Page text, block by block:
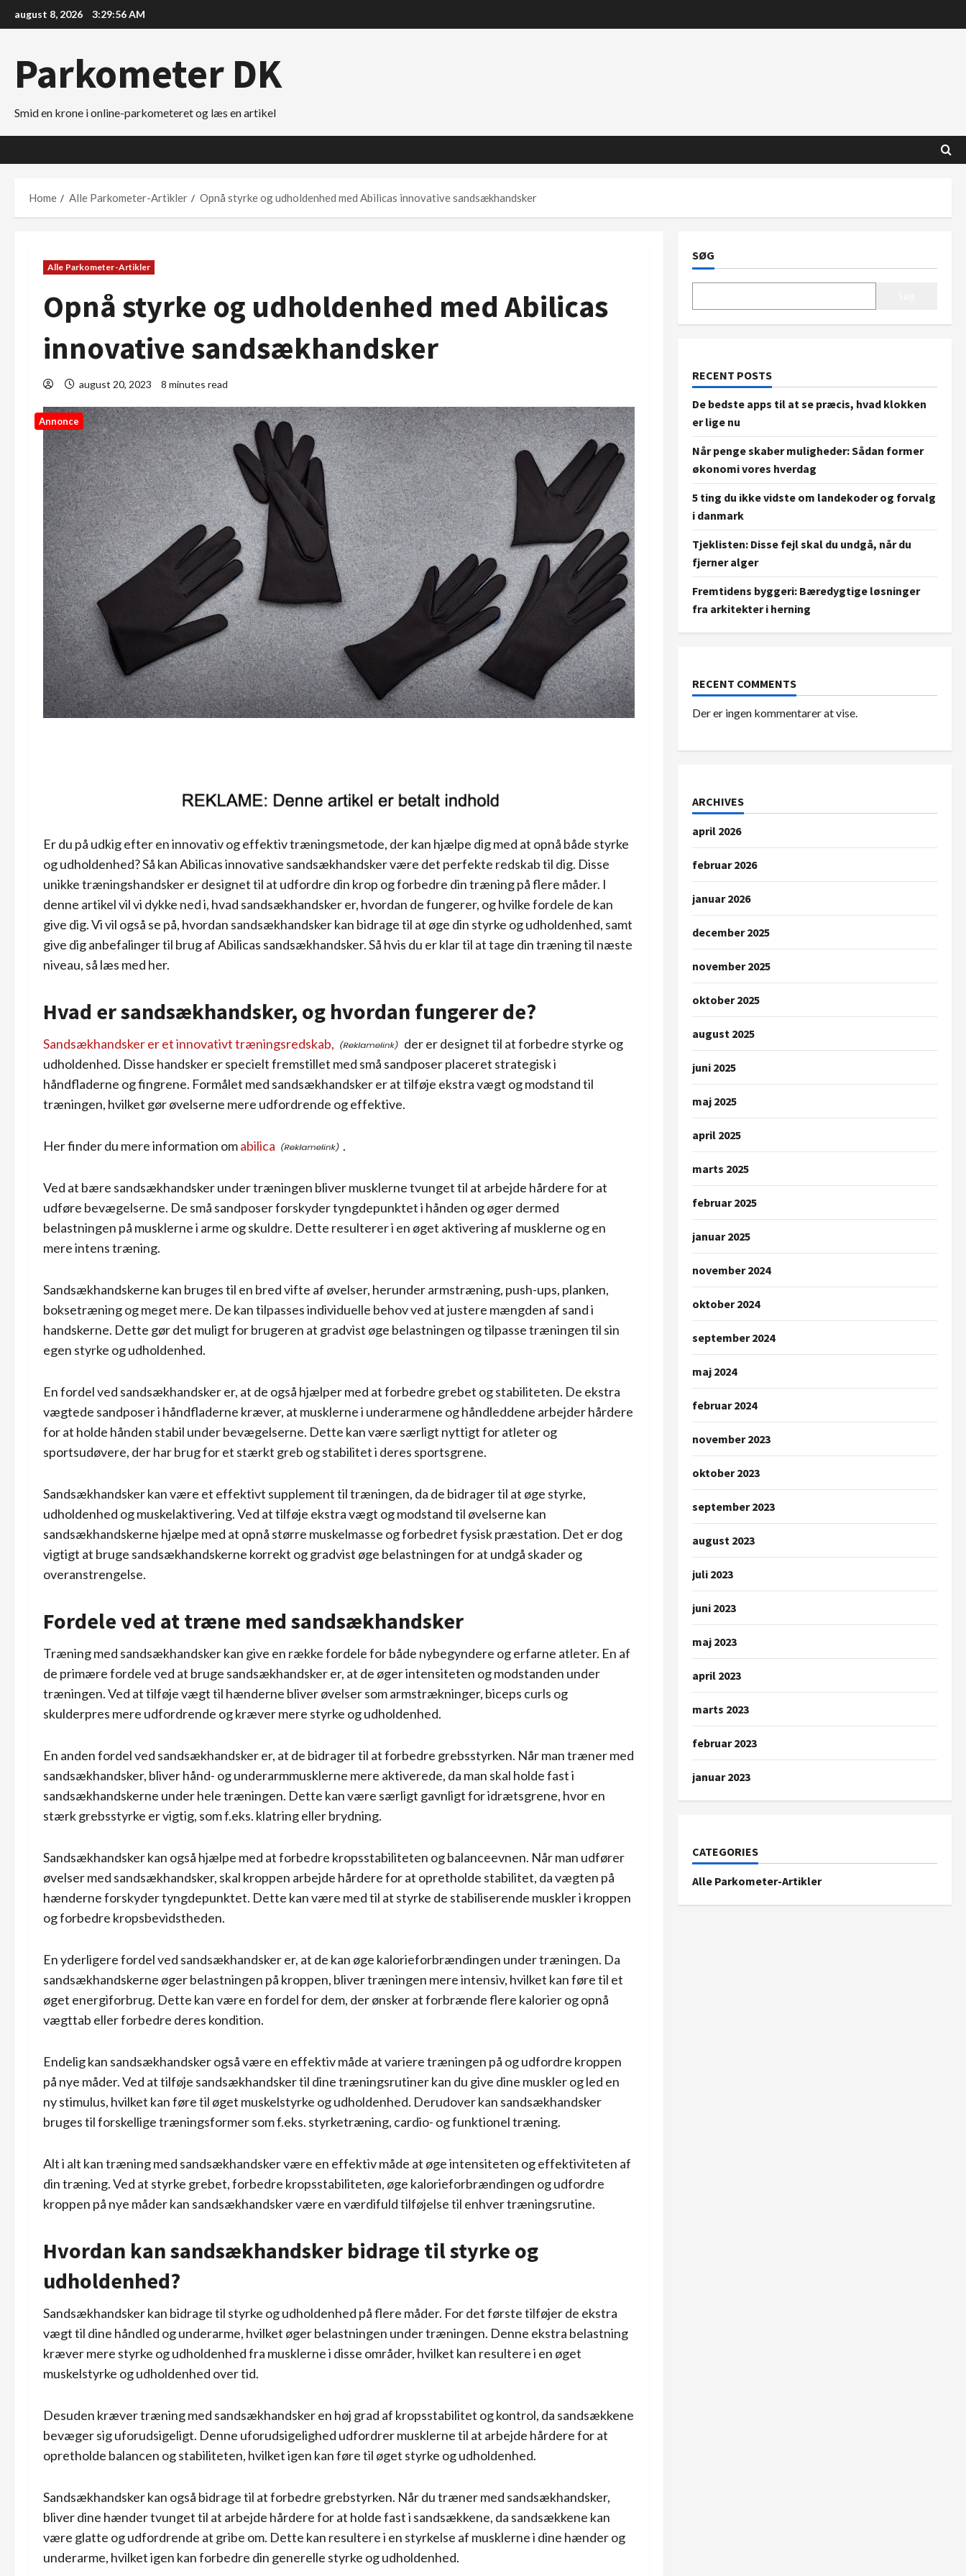
to
august 8, 2026 3:29:57 AM
Parkometer DK
Smid en krone i online-parkometeret og læs en artikel
Home Alle Parkometer-Artikler Opnå styrke og udholdenhed med Abilicas innovative sandsækhandsker
Alle Parkometer-Artikler
Opnå styrke og udholdenhed med Abilicas
innovative sandsækhandsker
august 20, 2023 8 minutes read
Annonce
Er du på udkig efter en innovativ og effektiv træningsmetode, der kan hjælpe dig med at opnå både styrke
og udholdenhed? Så kan Abilicas innovative sandsækhandsker være det perfekte redskab til dig. Disse
unikke træningshandsker er designet til at udfordre din krop og forbedre din træning på flere måder. I
denne artikel vil vi dykke ned i, hvad sandsækhandsker er, hvordan de fungerer, og hvilke fordele de kan
give dig. Vi vil også se på, hvordan sandsækhandsker kan bidrage til at øge din styrke og udholdenhed, samt
give dig anbefalinger til brug af Abilicas sandsækhandsker. Så hvis du er klar til at tage din træning til næste
niveau, så læs med her.
Hvad er sandsækhandsker, og hvordan fungerer de?
Sandsækhandsker er et innovativt træningsredskab,
der er designet til at forbedre styrke og
udholdenhed. Disse handsker er specielt fremstillet med små sandposer placeret strategisk i
håndfladerne og fingrene. Formålet med sandsækhandsker er at tilføje ekstra vægt og modstand til
træningen, hvilket gør øvelserne mere udfordrende og effektive.
Her finder du mere information omabilica .
Ved at bære sandsækhandsker under træningen bliver musklerne tvunget til at arbejde hårdere for at
udføre bevægelserne. De små sandposer forskyder tyngdepunktet i hånden og øger dermed
belastningen på musklerne i arme og skuldre. Dette resulterer i en øget aktivering af musklerne og en
mere intens træning.
Sandsækhandskerne kan bruges til en bred vifte af øvelser, herunder armstræning, push-ups, planken,
boksetræning og meget mere. De kan tilpasses individuelle behov ved at justere mængden af sand i
handskerne. Dette gør det muligt for brugeren at gradvist øge belastningen og tilpasse træningen til sin
egen styrke og udholdenhed.
En fordel ved sandsækhandsker er, at de også hjælper med at forbedre grebet og stabiliteten. De ekstra
vægtede sandposer i håndfladerne kræver, at musklerne i underarmene og håndleddene arbejder hårdere
for at holde hånden stabil under bevægelserne. Dette kan være særligt nyttigt for atleter og
sportsudøvere, der har brug for et stærkt greb og stabilitet i deres sportsgrene.
Sandsækhandsker kan være et effektivt supplement til træningen, da de bidrager til at øge styrke,
udholdenhed og muskelaktivering. Ved at tilføje ekstra vægt og modstand til øvelserne kan
sandsækhandskerne hjælpe med at opnå større muskelmasse og forbedret fysisk præstation. Det er dog
vigtigt at bruge sandsækhandskerne korrekt og gradvist øge belastningen for at undgå skader og
overanstrengelse.
Fordele ved at træne med sandsækhandsker
Træning med sandsækhandsker kan give en række fordele for både nybegyndere og erfarne atleter. En af
de primære fordele ved at bruge sandsækhandsker er, at de øger intensiteten og modstanden under
træningen. Ved at tilføje vægt til hænderne bliver øvelser som armstrækninger, biceps curls og
skulderpres mere udfordrende og kræver mere styrke og udholdenhed.
En anden fordel ved sandsækhandsker er, at de bidrager til at forbedre grebsstyrken. Når man træner med
sandsækhandsker, bliver hånd- og underarmmusklerne mere aktiverede, da man skal holde fast i
sandsækhandskerne under hele træningen. Dette kan være særligt gavnligt for idrætsgrene, hvor en
stærk grebsstyrke er vigtig, som f.eks. klatring eller brydning.
Sandsækhandsker kan også hjælpe med at forbedre kropsstabiliteten og balanceevnen. Når man udfører
øvelser med sandsækhandsker, skal kroppen arbejde hårdere for at opretholde stabilitet, da vægten på
hænderne forskyder tyngdepunktet. Dette kan være med til at styrke de stabiliserende muskler i kroppen
og forbedre kropsbevidstheden.
En yderligere fordel ved sandsækhandsker er, at de kan øge kalorieforbrændingen under træningen. Da
sandsækhandskerne øger belastningen på kroppen, bliver træningen mere intensiv, hvilket kan føre til et
øget energiforbrug. Dette kan være en fordel for dem, der ønsker at forbrænde flere kalorier og opnå
vægttab eller forbedre deres kondition.
Endelig kan sandsækhandsker også være en effektiv måde at variere træningen på og udfordre kroppen
på nye måder. Ved at tilføje sandsækhandsker til dine træningsrutiner kan du give dine muskler og led en
ny stimulus, hvilket kan føre til øget muskelstyrke og udholdenhed. Derudover kan sandsækhandsker
bruges til forskellige træningsformer som f.eks. styrketræning, cardio- og funktionel træning.
Alt i alt kan træning med sandsækhandsker være en effektiv måde at øge intensiteten og effektiviteten af
din træning. Ved at styrke grebet, forbedre kropsstabiliteten, øge kalorieforbrændingen og udfordre
kroppen på nye måder kan sandsækhandsker være en værdifuld tilføjelse til enhver træningsrutine.
Hvordan kan sandsækhandsker bidrage til styrke og
udholdenhed?
Sandsækhandsker kan bidrage til styrke og udholdenhed på flere måder. For det første tilføjer de ekstra
vægt til dine håndled og underarme, hvilket øger belastningen under træningen. Denne ekstra belastning
kræver mere styrke og udholdenhed fra musklerne i disse områder, hvilket kan resultere i en øget
muskelstyrke og udholdenhed over tid.
Desuden kræver træning med sandsækhandsker en høj grad af kropsstabilitet og kontrol, da sandsækkene
bevæger sig uforudsigeligt. Denne uforudsigelighed udfordrer musklerne til at arbejde hårdere for at
opretholde balancen og stabiliteten, hvilket igen kan føre til øget styrke og udholdenhed.
Sandsækhandsker kan også bidrage til at forbedre grebstyrken. Når du træner med sandsækhandsker,
bliver dine hænder tvunget til at arbejde hårdere for at holde fast i sandsækkene, da sandsækkene kan
være glatte og udfordrende at gribe om. Dette kan resultere i en styrkelse af musklerne i dine hænder og
underarme, hvilket igen kan forbedre din generelle styrke og udholdenhed.
SØG
RECENT POSTS
De bedste apps til at se præcis, hvad klokken
er lige nu
Når penge skaber muligheder: Sådan former
økonomi vores hverdag
5 ting du ikke vidste om landekoder og forvalg
i danmark
Tjeklisten: Disse fejl skal du undgå, når du
fjerner alger
Fremtidens byggeri: Bæredygtige løsninger
fra arkitekter i herning
RECENT COMMENTS
Der er ingen kommentarer at vise.
ARCHIVES
april 2026
februar 2026
januar 2026
december 2025
november 2025
oktober 2025
august 2025
juni 2025
maj 2025
april 2025
marts 2025
februar 2025
januar 2025
november 2024
oktober 2024
september 2024
maj 2024
februar 2024
november 2023
oktober 2023
september 2023
august 2023
juli 2023
juni 2023
maj 2023
april 2023
marts 2023
februar 2023
januar 2023
CATEGORIES
Alle Parkometer-Artikler